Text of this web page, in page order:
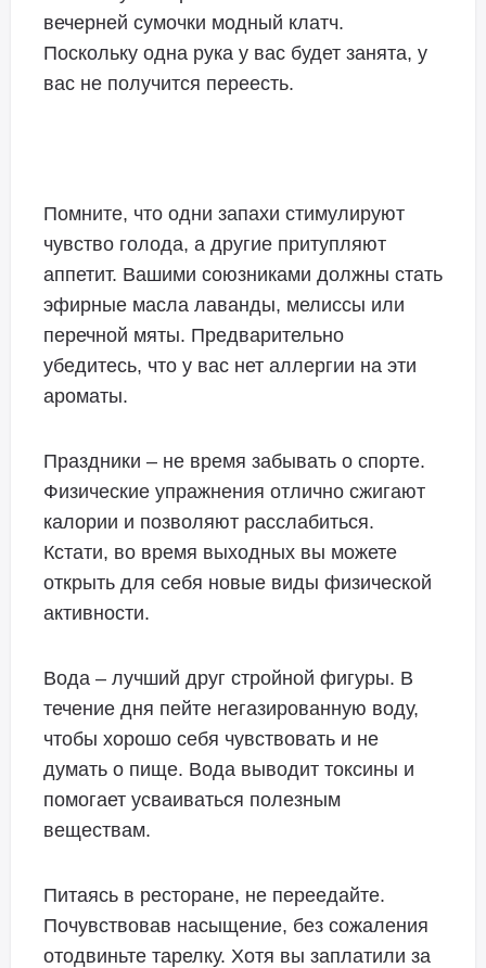
вечерней сумочки модный клатч.
Поскольку одна рука у вас будет занята, у
вас не получится переесть.
Помните, что одни запахи стимулируют
чувство голода, а другие притупляют
аппетит. Вашими союзниками должны стать
эфирные масла лаванды, мелиссы или
перечной мяты. Предварительно
убедитесь, что у вас нет аллергии на эти
ароматы.
Праздники – не время забывать о спорте.
Физические упражнения отлично сжигают
калории и позволяют расслабиться.
Кстати, во время выходных вы можете
открыть для себя новые виды физической
активности.
Вода – лучший друг стройной фигуры. В
течение дня пейте негазированную воду,
чтобы хорошо себя чувствовать и не
думать о пище. Вода выводит токсины и
помогает усваиваться полезным
веществам.
Питаясь в ресторане, не переедайте.
Почувствовав насыщение, без сожаления
отодвиньте тарелку. Хотя вы заплатили за